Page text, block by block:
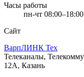
Часы работы
пн-чт
Сайт
ВарпЛИНК Тех
Телеканалы,
12А, Казань